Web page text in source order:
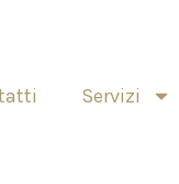
Servizi